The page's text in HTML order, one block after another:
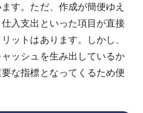
す。ただ、作成が簡便ゆえ
入支出といった項目が直接
ットはあります。しかし、
ッシュを生み出しているか
な指標となってくるため便